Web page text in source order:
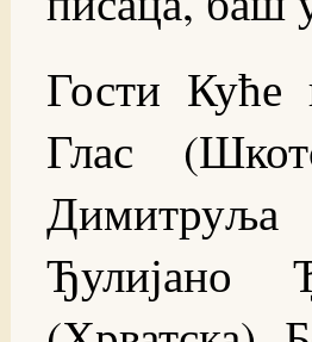
Гости
Глас
Ђулијано